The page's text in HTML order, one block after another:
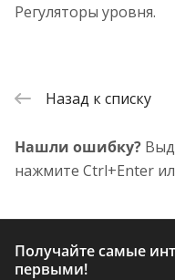
Регуляторы уровня.
Назад к списку
Нашли ошибку?
нажмите Ctrl+Enter
Получайте самые
первыми!